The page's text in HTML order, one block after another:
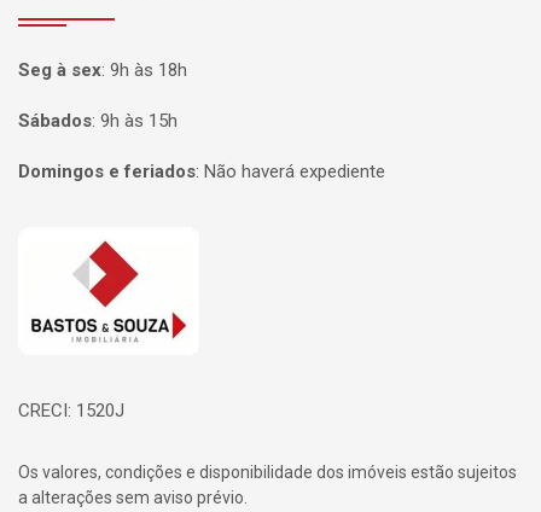
Seg à sex: 9h às 18h
Sábados: 9h às 15h
Domingos e feriados: Não haverá expediente
Página inicial
CRECI: 1520J
Os valores, condições e disponibilidade dos imóveis estão sujeitos
a alterações sem aviso prévio.